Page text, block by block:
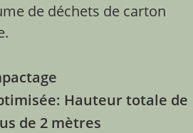
de déchets de carton
Hauteur totale de
de 2 mètres